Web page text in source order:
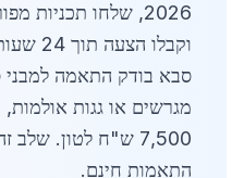
וקבלו
סבא בודק התאמה למבני
התאמות חינם.